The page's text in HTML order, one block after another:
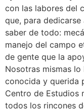
con las labores del
que, para dedicarse
saber de todo:
manejo del campo
de gente que la
Nosotras mismas
conocida y querida
Centro de Estudios
todos los rincones